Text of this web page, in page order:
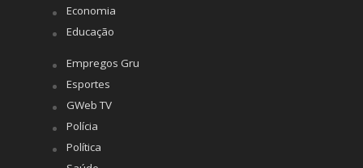
Economia
Educação
Empregos Gru
Esportes
GWeb TV
Polícia
Política